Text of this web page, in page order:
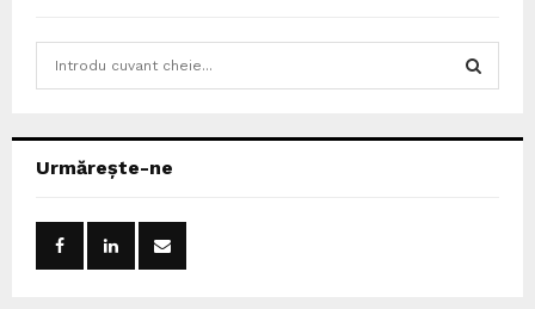
h
Urmărește-ne